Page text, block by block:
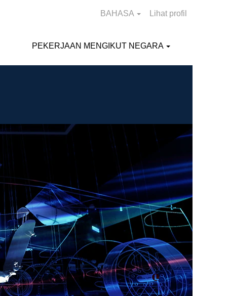
BAHASA Lihat profil
PEKERJAAN MENGIKUT NEGARA